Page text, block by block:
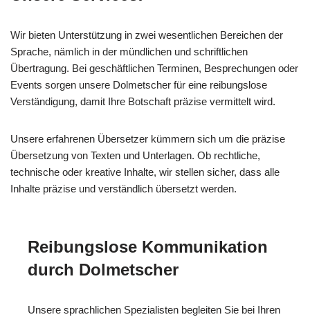
Wir bieten Unterstützung in zwei wesentlichen Bereichen der
Sprache, nämlich in der mündlichen und schriftlichen
Übertragung. Bei geschäftlichen Terminen, Besprechungen oder
Events sorgen unsere Dolmetscher für eine reibungslose
Verständigung, damit Ihre Botschaft präzise vermittelt wird.
Unsere erfahrenen Übersetzer kümmern sich um die präzise
Übersetzung von Texten und Unterlagen. Ob rechtliche,
technische oder kreative Inhalte, wir stellen sicher, dass alle
Inhalte präzise und verständlich übersetzt werden.
Reibungslose Kommunikation
durch Dolmetscher
Unsere sprachlichen Spezialisten begleiten Sie bei Ihren